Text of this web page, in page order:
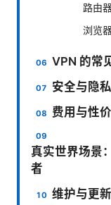
路由
浏览
VPN 的常
安全与隐
费用与性
真实世界场景
者
维护与更